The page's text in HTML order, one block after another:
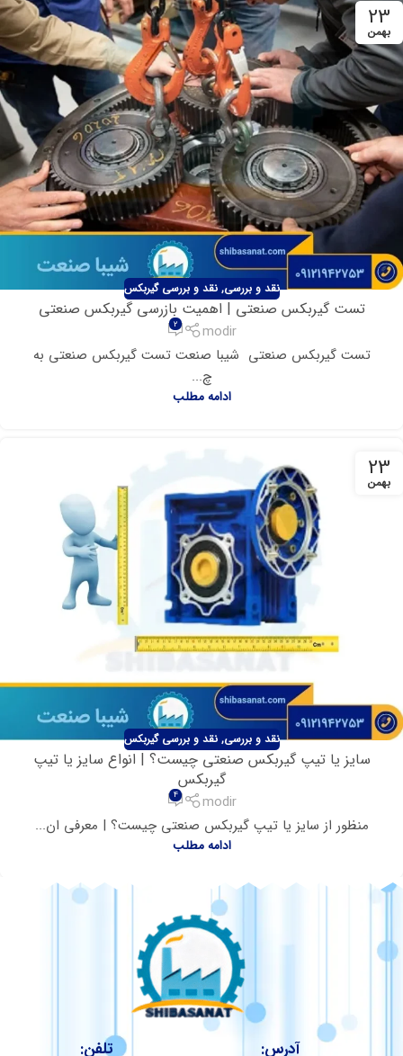
23
بهمن
نقد و بررسی,نقد و بررسی گیربکس
تست گیربکس صنعتی ‌| اهمیت بازرسی گیربکس صنعتی
modir
2
تست گیربکس صنعتی شیبا صنعت تست گیربکس صنعتی به
چ...
ادامه مطلب
23
بهمن
نقد و بررسی,نقد و بررسی گیربکس
سایز یا تیپ گیربکس صنعتی چیست؟ | انواع سایز یا تیپ
گیربکس
modir
4
منظور از سایز یا تیپ گیربکس صنعتی چیست؟ | معرفی ان...
ادامه مطلب
آدرس: تلفن: